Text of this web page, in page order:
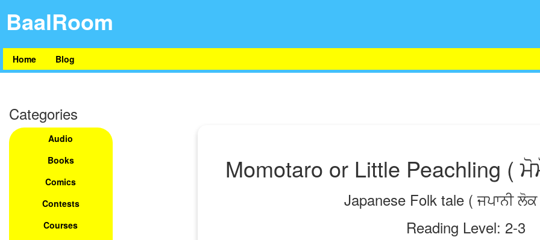
BaalRoom
Home Blog
Categories
Audio
Books
Comics
Contests
Courses
Momotaro or Little Peachling (
Japanese Folk tale ( ਜਪਾਨੀ ਲੋਕ
Reading Level: 2-3